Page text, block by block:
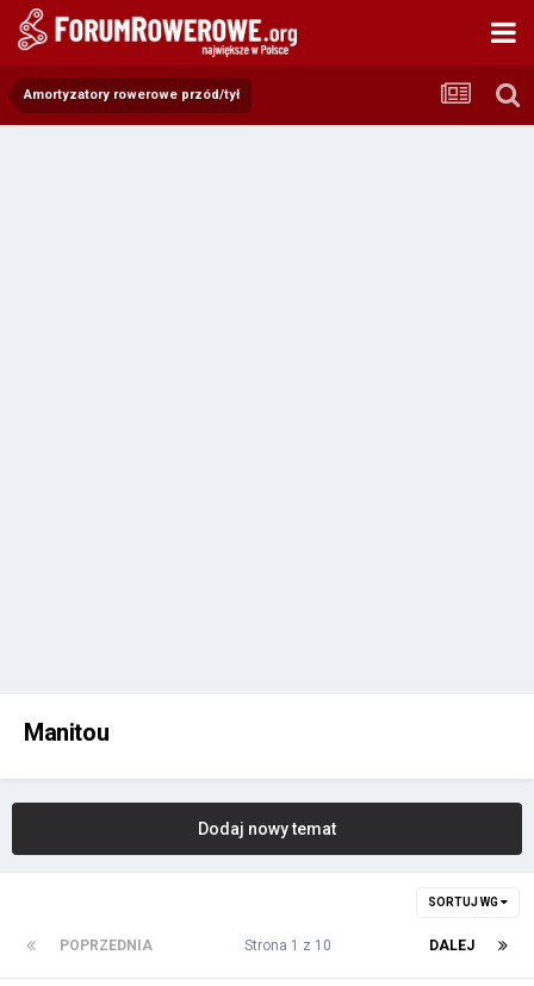
Amortyzatory rowerowe przód/tył
Manitou
Dodaj nowy temat
SORTUJ WG
POPRZEDNIA DALEJ
Strona 1 z 10